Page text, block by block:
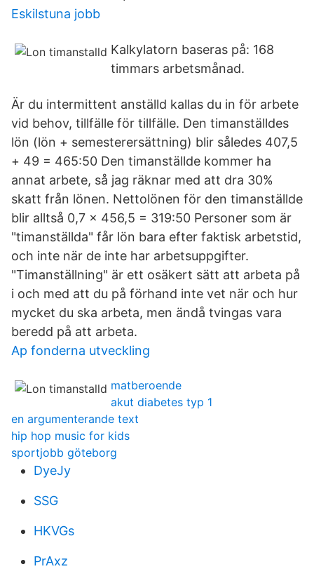
Eskilstuna jobb
Kalkylatorn baseras på: 168
timmars arbetsmånad.
Är du intermittent anställd kallas du in för arbete
vid behov, tillfälle för tillfälle. Den timanställdes
lön (lön + semesterersättning) blir således 407,5
+ 49 = 465:50 Den timanställde kommer ha
annat arbete, så jag räknar med att dra 30%
skatt från lönen. Nettolönen för den timanställde
blir alltså 0,7 x 456,5 = 319:50 Personer som är
"timanställda" får lön bara efter faktisk arbetstid,
och inte när de inte har arbetsuppgifter.
"Timanställning" är ett osäkert sätt att arbeta på
i och med att du på förhand inte vet när och hur
mycket du ska arbeta, men ändå tvingas vara
beredd på att arbeta.
Ap fonderna utveckling
matberoende
akut diabetes typ 1
en argumenterande text
hip hop music for kids
sportjobb göteborg
DyeJy
SSG
HKVGs
PrAxz